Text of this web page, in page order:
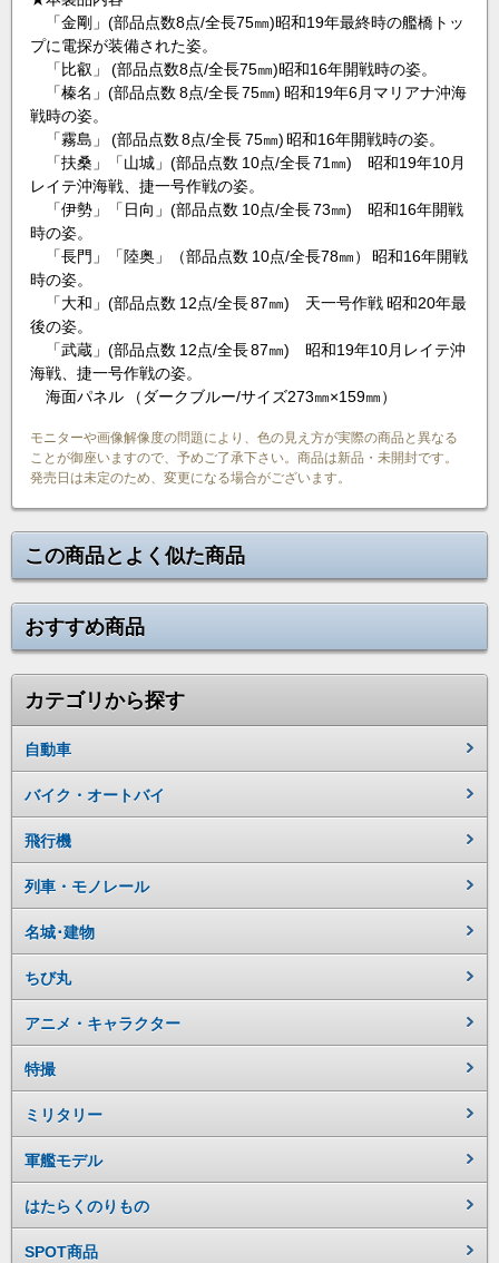
「金剛」(部品点数8点/全長75㎜)昭和19年最終時の艦橋トッ
プに電探が装備された姿。
「比叡」 (部品点数8点/全長75㎜)昭和16年開戦時の姿。
「榛名」(部品点数 8点/全長 75㎜) 昭和19年6月マリアナ沖海
戦時の姿。
「霧島」 (部品点数 8点/全長 75㎜) 昭和16年開戦時の姿。
「扶桑」「山城」(部品点数 10点/全長 71㎜) 昭和19年10月
レイテ沖海戦、捷一号作戦の姿。
「伊勢」「日向」(部品点数 10点/全長 73㎜) 昭和16年開戦
時の姿。
「長門」「陸奥」（部品点数 10点/全長78㎜） 昭和16年開戦
時の姿。
「大和」(部品点数 12点/全長 87㎜) 天一号作戦 昭和20年最
後の姿。
「武蔵」(部品点数 12点/全長 87㎜) 昭和19年10月レイテ沖
海戦、捷一号作戦の姿。
海面パネル （ダークブルー/サイズ273㎜×159㎜）
モニターや画像解像度の問題により、色の見え方が実際の商品と異なる
ことが御座いますので、予めご了承下さい。商品は新品・未開封です。
発売日は未定のため、変更になる場合がございます。
この商品とよく似た商品
おすすめ商品
カテゴリから探す
自動車
バイク・オートバイ
飛行機
列車・モノレール
名城･建物
ちび丸
アニメ・キャラクター
特撮
ミリタリー
軍艦モデル
はたらくのりもの
SPOT商品